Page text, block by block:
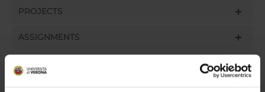
PROJECTS
ASSIGNMENTS